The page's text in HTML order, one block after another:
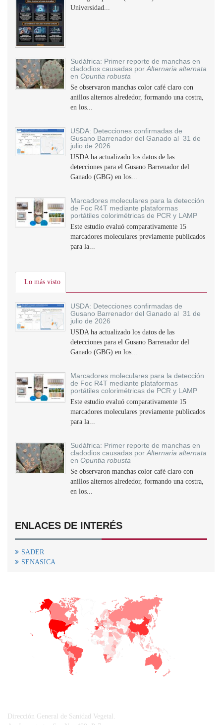
Universidad...
Sudáfrica: Primer reporte de manchas en
cladodios causadas por Alternaria alternata
en Opuntia robusta
Se observaron manchas color café claro con
anillos alternos alrededor, formando una costra,
en los...
USDA: Detecciones confirmadas de
Gusano Barrenador del Ganado al 31 de
julio de 2026
USDA ha actualizado los datos de las
detecciones para el Gusano Barrenador del
Ganado (GBG) en los...
Marcadores moleculares para la detección
de Foc R4T mediante plataformas
portátiles colorimétricas de PCR y LAMP
Este estudio evaluó comparativamente 15
marcadores moleculares previamente publicados
para la...
Lo más visto
USDA: Detecciones confirmadas de
Gusano Barrenador del Ganado al 31 de
julio de 2026
USDA ha actualizado los datos de las
detecciones para el Gusano Barrenador del
Ganado (GBG) en los...
Marcadores moleculares para la detección
de Foc R4T mediante plataformas
portátiles colorimétricas de PCR y LAMP
Este estudio evaluó comparativamente 15
marcadores moleculares previamente publicados
para la...
Sudáfrica: Primer reporte de manchas en
cladodios causadas por Alternaria alternata
en Opuntia robusta
Se observaron manchas color café claro con
anillos alternos alrededor, formando una costra,
en los...
ENLACES DE INTERÉS
SADER
SENASICA
Dirección General de Sanidad Vegetal.